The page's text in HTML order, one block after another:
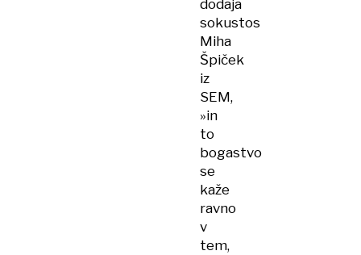
dodaja
sokustos
Miha
Špiček
iz
SEM,
»in
to
bogastvo
se
kaže
ravno
v
tem,